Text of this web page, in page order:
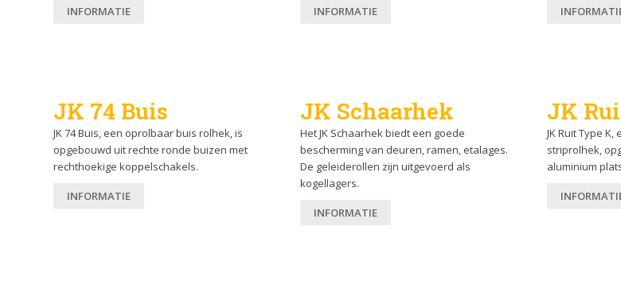
INFORMATIE INFORMATIE
JK 74 Buis
JK 74 Buis, een oprolbaar buis rolhek, is
opgebouwd uit rechte ronde buizen met
rechthoekige koppelschakels.
INFORMATIE
JK Schaarhek
Het JK Schaarhek biedt een goede
bescherming van deuren, ramen, etalages.
De geleiderollen zijn uitgevoerd als
kogellagers.
INFORMATIE
JK
JK Ruit Type
striprolhek,
aluminium